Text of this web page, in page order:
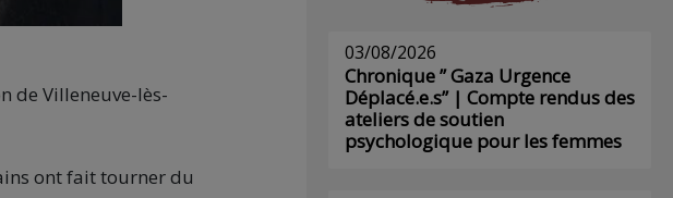
de Villeneuve-lès-
ont fait tourner du
03/08/2026
Chronique ” Gaza Urgence
Déplacé.e.s” | Compte rendus des
ateliers de soutien
psychologique pour les femmes